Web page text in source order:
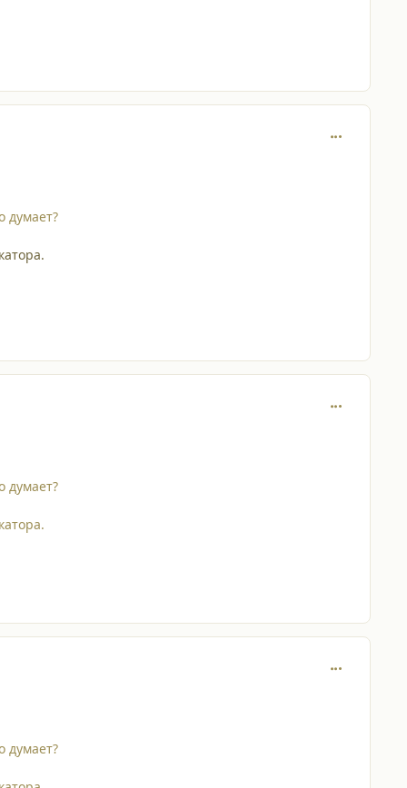
думает?
думает?
думает?